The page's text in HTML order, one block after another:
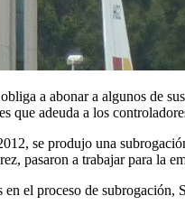
a abonar a algunos de
que adeuda a los
se produjo una
pasaron a trabajar para la
el proceso de